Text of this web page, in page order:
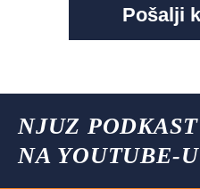
NJUZ PODKAST
NA YOUTUBE-U